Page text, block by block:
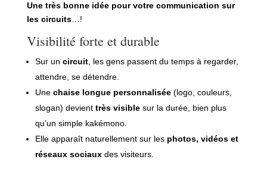
Une très bonne idée pour votre communication sur
les circuits…!
Visibilité forte et durable
Sur un circuit, les gens passent du temps à regarder,
attendre, se détendre.
Une chaise longue personnalisée(logo, couleurs,
slogan) devient très visiblesur la durée, bien plus
qu’un simple kakémono.
Elle apparaît naturellement sur les photos, vidéos et
réseaux sociauxdes visiteurs.